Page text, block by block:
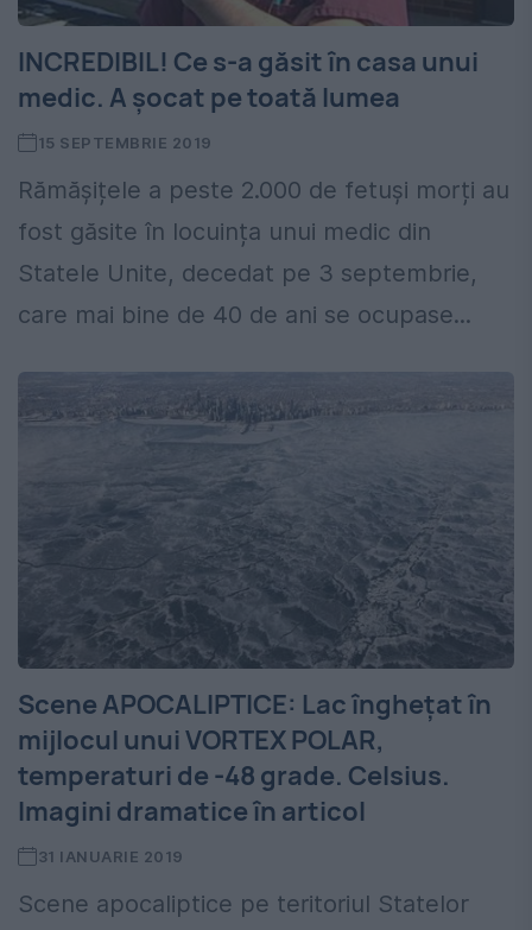
INCREDIBIL! Ce s-a găsit în casa unui
medic. A șocat pe toată lumea
15 SEPTEMBRIE 2019
Rămășițele a peste 2.000 de fetuși morți au
fost găsite în locuința unui medic din
Statele Unite, decedat pe 3 septembrie,
care mai bine de 40 de ani se ocupase...
Scene APOCALIPTICE: Lac îngheţat în
mijlocul unui VORTEX POLAR,
temperaturi de -48 grade. Celsius.
Imagini dramatice în articol
31 IANUARIE 2019
Scene apocaliptice pe teritoriul Statelor